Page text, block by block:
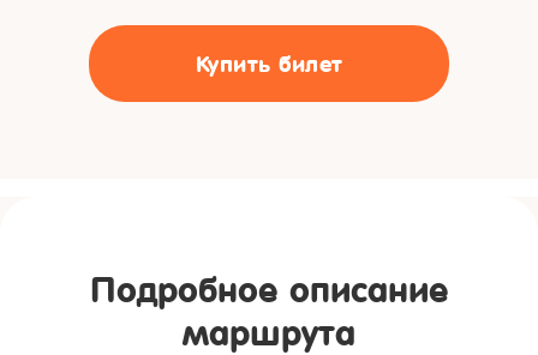
Купить билет
Подробное описание
маршрута